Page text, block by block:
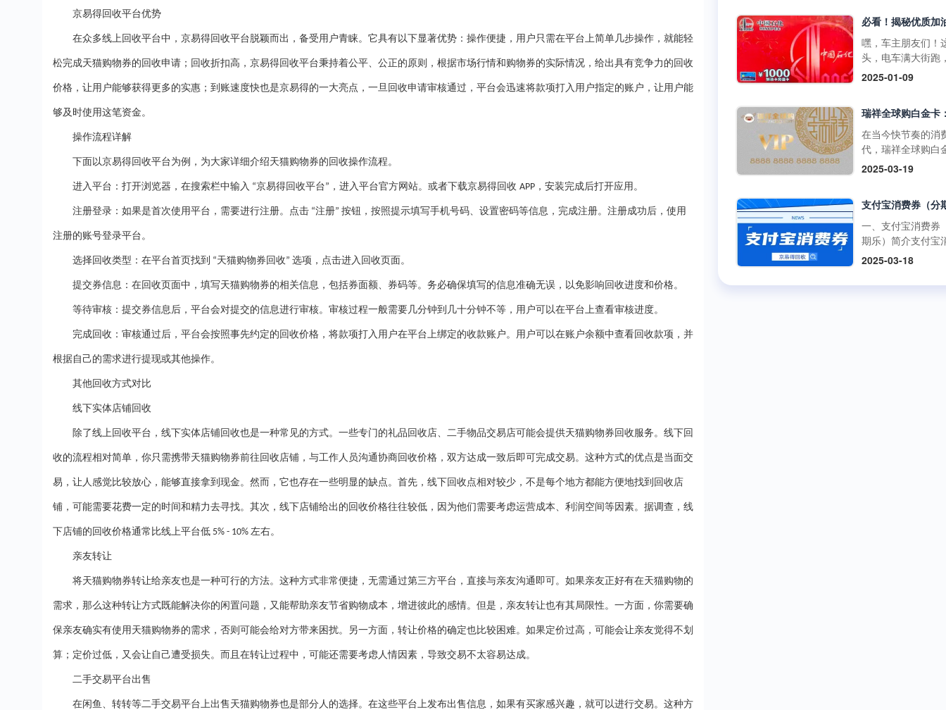
京易得回收平台优势
在众多线上回收平台中，京易得回收平台脱颖而出，备受用户青睐。它具有以下显著优势：操作便捷，用户只需在平台上简单几步操作，就能轻
松完成天猫购物券的回收申请；回收折扣高，京易得回收平台秉持着公平、公正的原则，根据市场行情和购物券的实际情况，给出具有竞争力的回收
价格，让用户能够获得更多的实惠；到账速度快也是京易得的一大亮点，一旦回收申请审核通过，平台会迅速将款项打入用户指定的账户，让用户能
够及时使用这笔资金。
操作流程详解
下面以京易得回收平台为例，为大家详细介绍天猫购物券的回收操作流程。
进入平台：打开浏览器，在搜索栏中输入 “京易得回收平台” ，进入平台官方网站。或者下载京易得回收 APP ，安装完成后打开应用。
注册登录：如果是首次使用平台，需要进行注册。点击 “注册” 按钮，按照提示填写手机号码、设置密码等信息，完成注册。注册成功后，使用
注册的账号登录平台。
选择回收类型：在平台首页找到 “天猫购物券回收” 选项，点击进入回收页面。
提交券信息：在回收页面中，填写天猫购物券的相关信息，包括券面额、券码等。务必确保填写的信息准确无误，以免影响回收进度和价格。
等待审核：提交券信息后，平台会对提交的信息进行审核。审核过程一般需要几分钟到几十分钟不等，用户可以在平台上查看审核进度。
完成回收：审核通过后，平台会按照事先约定的回收价格，将款项打入用户在平台上绑定的收款账户。用户可以在账户余额中查看回收款项，并
根据自己的需求进行提现或其他操作。
其他回收方式对比
线下实体店铺回收
除了线上回收平台，线下实体店铺回收也是一种常见的方式。一些专门的礼品回收店、二手物品交易店可能会提供天猫购物券回收服务。线下回
收的流程相对简单，你只需携带天猫购物券前往回收店铺，与工作人员沟通协商回收价格，双方达成一致后即可完成交易。这种方式的优点是当面交
易，让人感觉比较放心，能够直接拿到现金。然而，它也存在一些明显的缺点。首先，线下回收点相对较少，不是每个地方都能方便地找到回收店
铺，可能需要花费一定的时间和精力去寻找。其次，线下店铺给出的回收价格往往较低，因为他们需要考虑运营成本、利润空间等因素。据调查，线
下店铺的回收价格通常比线上平台低 5% - 10% 左右。
亲友转让
将天猫购物券转让给亲友也是一种可行的方法。这种方式非常便捷，无需通过第三方平台，直接与亲友沟通即可。如果亲友正好有在天猫购物的
需求，那么这种转让方式既能解决你的闲置问题，又能帮助亲友节省购物成本，增进彼此的感情。但是，亲友转让也有其局限性。一方面，你需要确
保亲友确实有使用天猫购物券的需求，否则可能会给对方带来困扰。另一方面，转让价格的确定也比较困难。如果定价过高，可能会让亲友觉得不划
算；定价过低，又会让自己遭受损失。而且在转让过程中，可能还需要考虑人情因素，导致交易不太容易达成。
二手交易平台出售
在闲鱼、转转等二手交易平台上出售天猫购物券也是部分人的选择。在这些平台上发布出售信息，如果有买家感兴趣，就可以进行交易。这种方
用：•&nb....
难，让闲置兑换码
啡兑换码：获取与
丰富的获取途径官
道：瑞幸咖啡APP
序，在“优惠券”或“
卡”板块，按照指
可便捷购买兑换码
里的兑换码种类丰
面值多样，....
还是挑选家居用品
人护理产品，甚至
百罗森便利店购买
食品、冰激凌等，
使用提货券轻松结
中百电器不支持提
线下门店使用人工
台：在门店购物结
后，前往人工收银
货券，收银员会通
码或手动输入相关
息，完成抵扣支付
商品金额超过提货
额，需自行支付超
额，剩....
不仅具有支付功能
提供多种优惠和特
如折扣、积分奖励
购买渠道1.朴朴超
访问朴朴超市官方
或通过朴朴App，
择“购物卡”或“充值
心”，完成支付后
物卡将存入您的账
朴朴超市门店的客
直接购买实体卡。
第三方平台： 在
宝、京东等....
嘿，车主朋友们！
头，电车满大街跑
里的加油卡是不是
现才是正解。但市
平台五花八门，到
家靠谱又安全？别
优质加油卡回收平
平台的两大“黄金准
则” （一）高资质
通货 加油充值卡可
是小数目，少则几
多则上千，省着点
2025-01-09
在当今快节奏的消
代，瑞祥全球购白
凭借其强大的功能
发放的首选。作为
专业的卡券回收平
京易得回收深知瑞
势，今天就让我们
了解一下这张备受
2025-03-19
一、支付宝消费券
期乐）简介支付宝
券（分期乐）是由
出的电子优惠券。
2025-03-18